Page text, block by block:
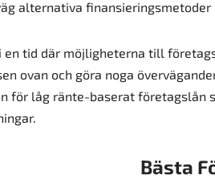
alternativa
en tid där möjligheterna till
ovan och göra noga
för låg ränte-baserat företagslån
Bästa